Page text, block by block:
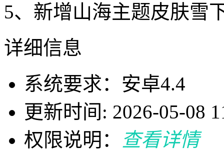
5、新增山海主题皮肤雪
详细信息
系统要求：安卓4.4
更新时间: 2026-05-08
权限说明：
查看详情